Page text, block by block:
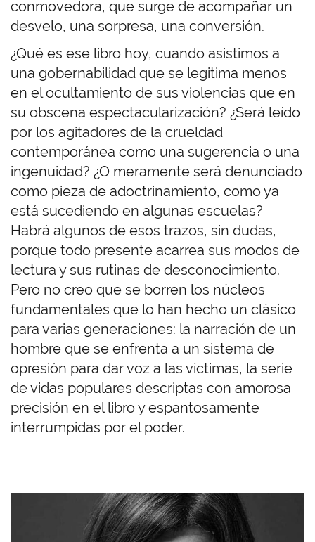
conmovedora, que surge de acompañar un
desvelo, una sorpresa, una conversión.
¿Qué es ese libro hoy, cuando asistimos a
una gobernabilidad que se legitima menos
en el ocultamiento de sus violencias que en
su obscena espectacularización? ¿Será leído
por los agitadores de la crueldad
contemporánea como una sugerencia o una
ingenuidad? ¿O meramente será denunciado
como pieza de adoctrinamiento, como ya
está sucediendo en algunas escuelas?
Habrá algunos de esos trazos, sin dudas,
porque todo presente acarrea sus modos de
lectura y sus rutinas de desconocimiento.
Pero no creo que se borren los núcleos
fundamentales que lo han hecho un clásico
para varias generaciones: la narración de un
hombre que se enfrenta a un sistema de
opresión para dar voz a las víctimas, la serie
de vidas populares descriptas con amorosa
precisión en el libro y espantosamente
interrumpidas por el poder.